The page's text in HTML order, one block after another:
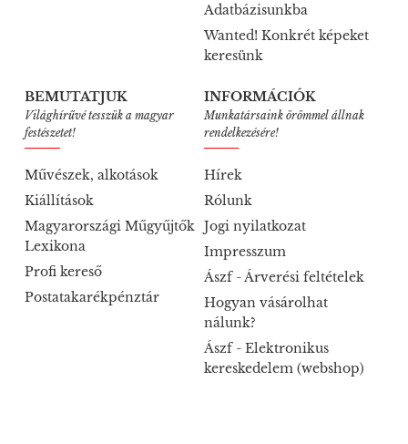
Adatbázisunkba
Wanted! Konkrét képeket
keresünk
BEMUTATJUK
Világhírűvé tesszük a magyar
festészetet!
Művészek, alkotások
Kiállítások
Magyarországi Műgyűjtők
Lexikona
Profi kereső
Postatakarékpénztár
INFORMÁCIÓK
Munkatársaink örömmel állnak
rendelkezésére!
Hírek
Rólunk
Jogi nyilatkozat
Impresszum
Ászf - Árverési feltételek
Hogyan vásárolhat
nálunk?
Ászf - Elektronikus
kereskedelem (webshop)